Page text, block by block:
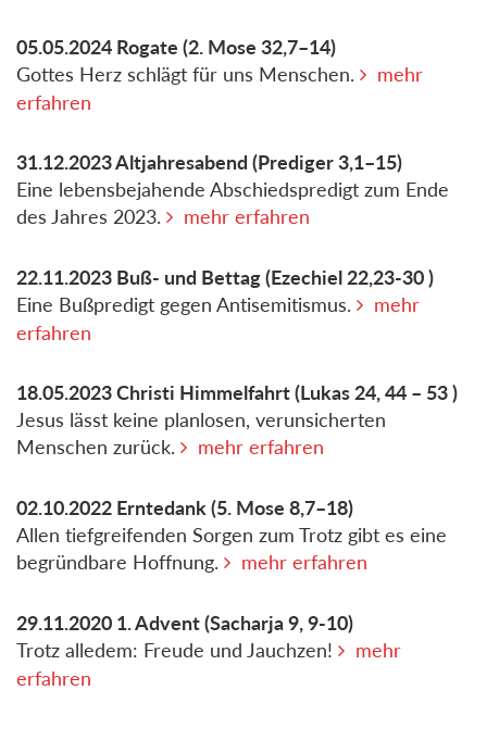
05.05.2024 Rogate (2. Mose 32,7–14)
Gottes Herz schlägt für uns Menschen.
mehr
erfahren
31.12.2023Altjahresabend (Prediger 3,1–15)
Eine lebensbejahende Abschiedspredigt zum Ende
des Jahres 2023.
mehr erfahren
22.11.2023 Buß- und Bettag(Ezechiel 22,23-30 )
Eine Bußpredigt gegen Antisemitismus.
mehr
erfahren
18.05.2023Christi Himmelfahrt(Lukas 24, 44 – 53 )
Jesus lässt keine planlosen, verunsicherten
Menschen zurück.
mehr erfahren
02.10.2022 Erntedank (5. Mose 8,7–18)
Allen tiefgreifenden Sorgen zum Trotz gibt es eine
begründbare Hoffnung.
mehr erfahren
29.11.2020 1. Advent(Sacharja 9, 9-10)
Trotz alledem: Freude und Jauchzen!
mehr
erfahren